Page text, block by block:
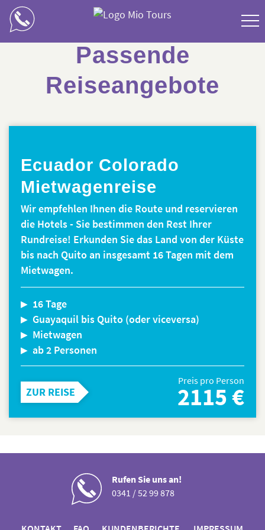
Kolumbien
Peru
Panama
Mexiko
Kundenberichte
Über uns
Kontakt
Passende
Reiseangebote
Ecuador Colorado
Mietwagenreise
Wir empfehlen Ihnen die Route und reservieren
die Hotels - Sie bestimmen den Rest Ihrer
Rundreise! Erkunden Sie das Land von der Küste
bis nach Quito an insgesamt 16 Tagen mit dem
Mietwagen.
16 Tage
Guayaquil bis Quito (oder viceversa)
Mietwagen
ab 2 Personen
ZUR REISE
Preis pro Person
2115 €
Rufen Sie uns an!
0341 / 52 99 878